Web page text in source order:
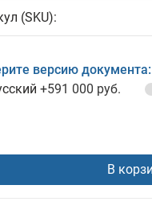
(SKU):
версию документа:
+591 000 руб.
В